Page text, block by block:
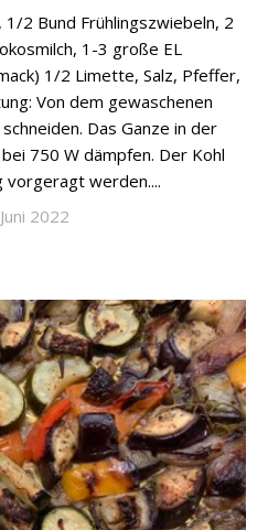
2 Bund Frühlingszwiebeln, 2
1-3 große EL
1/2 Limette, Salz, Pfeffer,
Von dem gewaschenen
Das Ganze in der
750 W dämpfen. Der Kohl
vorgeragt werden....
2022